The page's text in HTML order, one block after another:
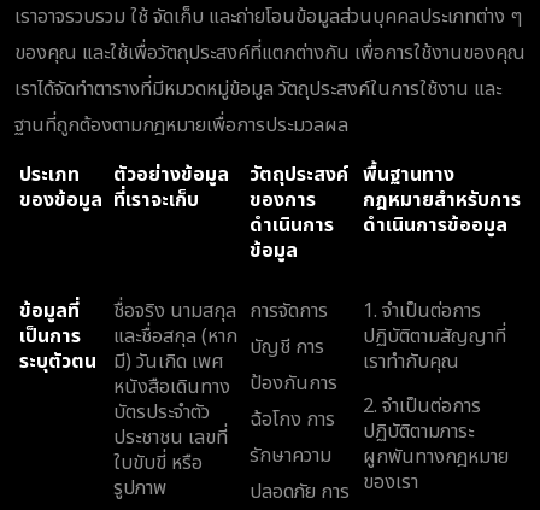
เราอาจรวบรวม ใช้ จัดเก็บ และถ่ายโอนข้อมูลส่วนบุคคลประเภทต่าง ๆ
ของคุณ และใช้เพื่อวัตถุประสงค์ที่แตกต่างกัน เพื่อการใช้งานของคุณ
เราได้จัดทำตารางที่มีหมวดหมู่ข้อมูล วัตถุประสงค์ในการใช้งาน และ
ฐานที่ถูกต้องตามกฎหมายเพื่อการประมวลผล
ประเภท
ของข้อมูล
ตัวอย่างข้อมูล
ที่เราจะเก็บ
วัตถุประสงค์
ของการ
ดำเนินการ
ข้อมูล
พื้นฐานทาง
กฎหมายสำหรับการ
ดำเนินการข้ออมูล
ข้อมูลที่
เป็นการ
ระบุตัวตน
ชื่อจริง นามสกุล
และชื่อสกุล (หาก
มี) วันเกิด เพศ
หนังสือเดินทาง
บัตรประจำตัว
ประชาชน เลขที่
ใบขับขี่ หรือ
รูปภาพ
การจัดการ
บัญชี การ
ป้องกันการ
ฉ้อโกง การ
รักษาความ
ปลอดภัย การ
1. จำเป็นต่อการ
ปฏิบัติตามสัญญาที่
เราทำกับคุณ
2. จำเป็นต่อการ
ปฏิบัติตามภาระ
ผูกพันทางกฎหมาย
ของเรา